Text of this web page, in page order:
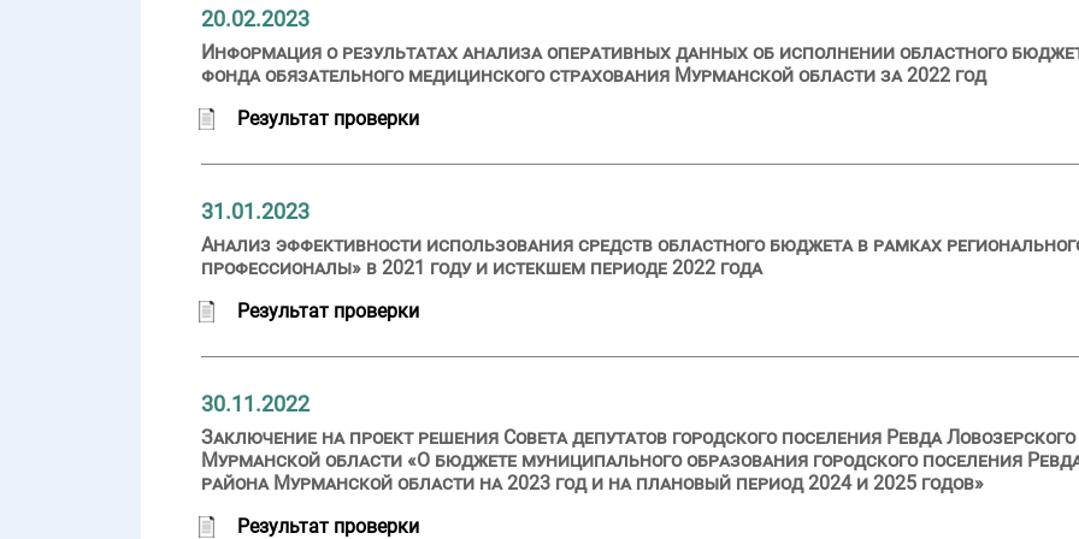
20.02.2023
Информация о результатах анализа оперативных данных об исполнении областного
фонда обязательного медицинского страхования Мурманской области за 2022 год
Результат проверки
31.01.2023
Анализ эффективности использования средств областного бюджета в рамках
профессионалы» в 2021 году и истекшем периоде 2022 года
Результат проверки
30.11.2022
Заключение на проект решения Совета депутатов городского поселения Ревда
Мурманской области «О бюджете муниципального образования городского поселения
района Мурманской области на 2023 год и на плановый период 2024 и 2025 годов»
Результат проверки